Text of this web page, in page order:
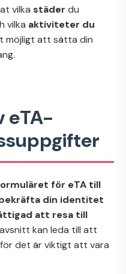
vilka städer du
vilka aktiviteter du
möjligt att sätta din
eTA-
för eTA till
din identitet
att resa till
kan leda till att
det är viktigt att vara